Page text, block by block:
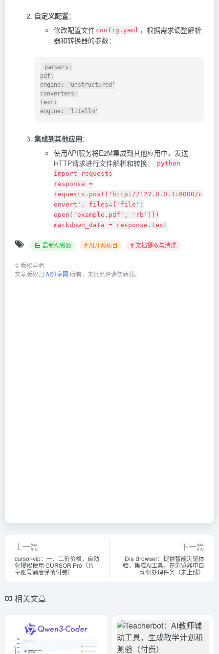
自定义配置：
修改配置文件 config.yaml ，根据需求调整解析
器和转换器的参数：
pdf:
engine: 'unstructured'
converters:
text:
集成到其他应用：
使用API服务将E2M集成到其他应用中，发送
HTTP请求进行文件解析和转换：
python
import requests
response =
requests.post('http://127.0.0.1:8000/c
onvert', files={'file':
open('example.pdf', 'rb')})
markdown_data = response.text
最新AI资源 # AI开源项目 # 文档提取与清洗
© 版权声明
文章版权归 AI分享圈 所有，未经允许请勿转载。
上一篇
cursor-vip：一、二折价格，自动
化授权使用 CURSOR Pro（共
享账号额度谨慎付费）
下一篇
Dia Browser：提供智能浏览体
验，集成AI工具，在浏览器中自
动化处理任务（未上线）
相关文章